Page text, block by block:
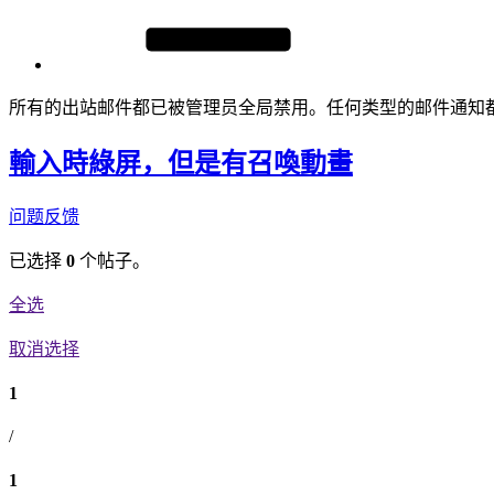
所有的出站邮件都已被管理员全局禁用。任何类型的邮件通知
輸入時綠屏，但是有召喚動畫
问题反馈
已选择 0 个帖子。
全选
取消选择
1
/
1